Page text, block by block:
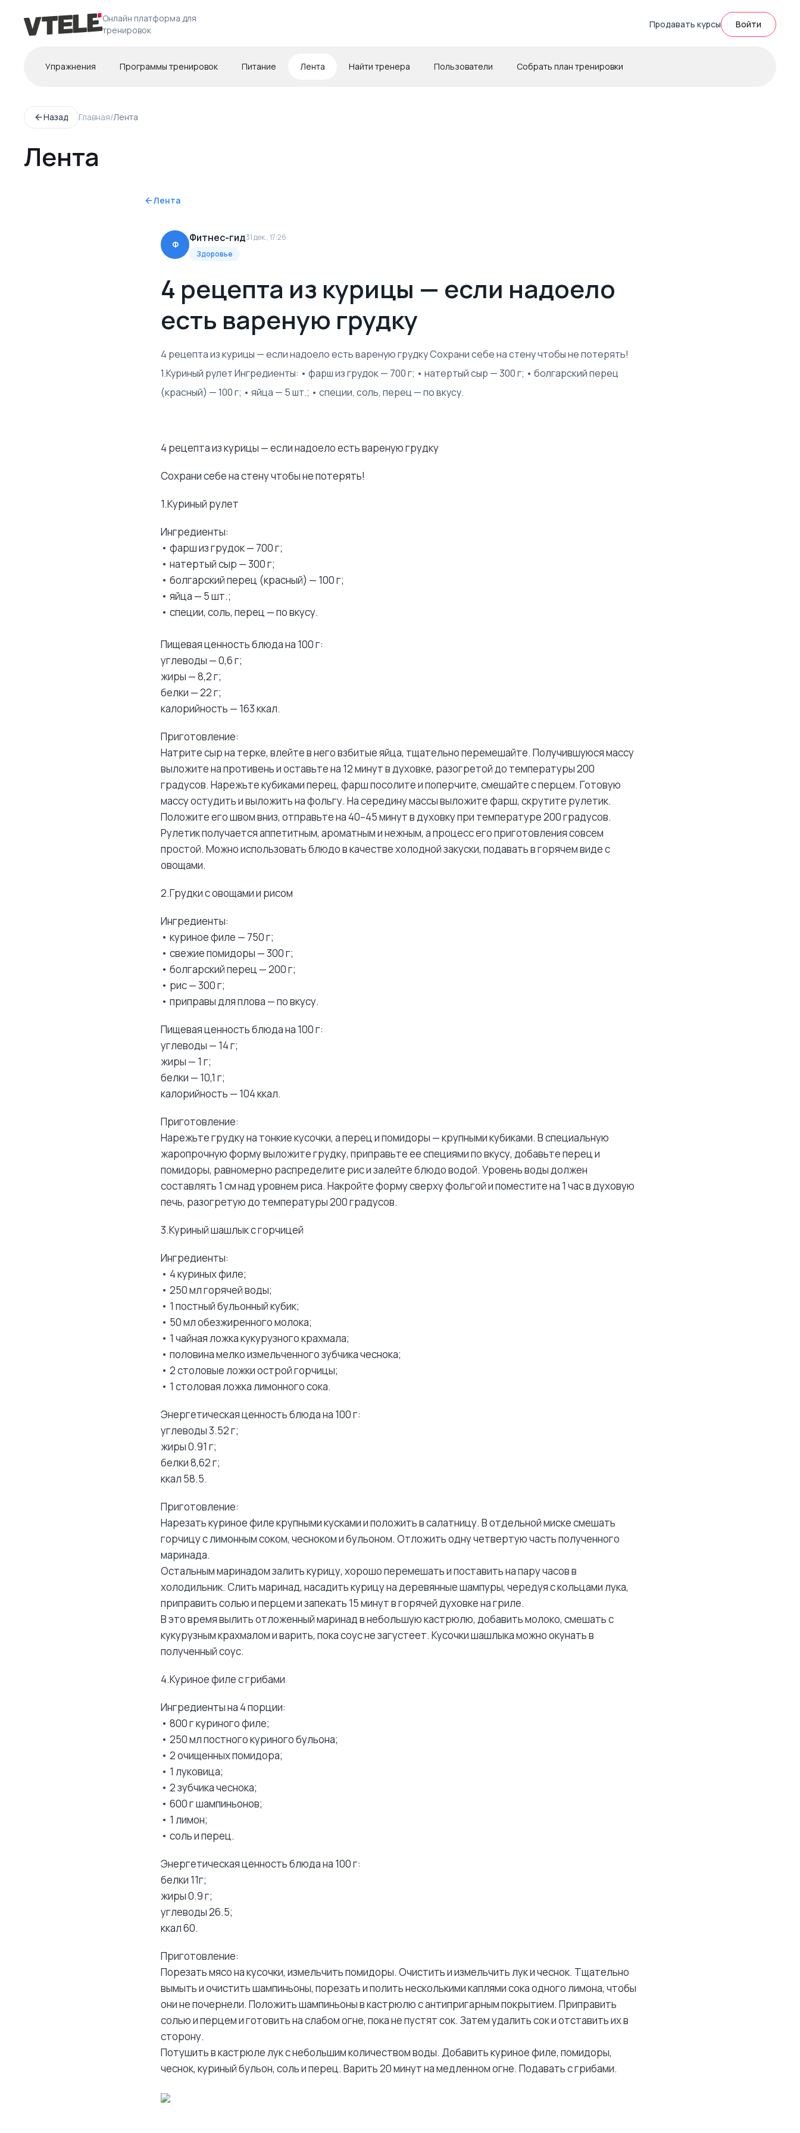
Онлайн платформа для
тренировок
Продавать курсы Войти
Упражнения Программы тренировок Питание Лента Найти тренера Пользователи Собрать план тренировки
Назад Главная/Лента
Лента
Лента
Ф
Фитнес-гид31 дек., 17:26
Здоровье
4 рецепта из курицы — если надоело
есть вареную грудку
4 рецепта из курицы — если надоело есть вареную грудку Сохрани себе на стену чтобы не потерять!
1.Куриный рулет Ингредиенты: • фарш из грудок — 700 г; • натертый сыр — 300 г; • болгарский перец
(красный) — 100 г; • яйца — 5 шт.; • специи, соль, перец — по вкусу.
4 рецепта из курицы — если надоело есть вареную грудку
Сохрани себе на стену чтобы не потерять!
1.Куриный рулет
Ингредиенты:
• фарш из грудок — 700 г;
• натертый сыр — 300 г;
• болгарский перец (красный) — 100 г;
• яйца — 5 шт.;
• специи, соль, перец — по вкусу.
Пищевая ценность блюда на 100 г:
углеводы — 0,6 г;
жиры — 8,2 г;
белки — 22 г;
калорийность — 163 ккал.
Приготовление:
Натрите сыр на терке, влейте в него взбитые яйца, тщательно перемешайте. Получившуюся массу
выложите на противень и оставьте на 12 минут в духовке, разогретой до температуры 200
градусов. Нарежьте кубиками перец, фарш посолите и поперчите, смешайте с перцем. Готовую
массу остудить и выложить на фольгу. На середину массы выложите фарш, скрутите рулетик.
Положите его швом вниз, отправьте на 40–45 минут в духовку при температуре 200 градусов.
Рулетик получается аппетитным, ароматным и нежным, а процесс его приготовления совсем
простой. Можно использовать блюдо в качестве холодной закуски, подавать в горячем виде с
овощами.
2.Грудки с овощами и рисом
Ингредиенты:
• куриное филе — 750 г;
• свежие помидоры — 300 г;
• болгарский перец — 200 г;
• рис — 300 г;
• приправы для плова — по вкусу.
Пищевая ценность блюда на 100 г:
углеводы — 14 г;
жиры — 1 г;
белки — 10,1 г;
калорийность — 104 ккал.
Приготовление:
Нарежьте грудку на тонкие кусочки, а перец и помидоры — крупными кубиками. В специальную
жаропрочную форму выложите грудку, приправьте ее специями по вкусу, добавьте перец и
помидоры, равномерно распределите рис и залейте блюдо водой. Уровень воды должен
составлять 1 см над уровнем риса. Накройте форму сверху фольгой и поместите на 1 час в духовую
печь, разогретую до температуры 200 градусов.
3.Куриный шашлык с горчицей
Ингредиенты:
• 4 куриных филе;
• 250 мл горячей воды;
• 1 постный бульонный кубик;
• 50 мл обезжиренного молока;
• 1 чайная ложка кукурузного крахмала;
• половина мелко измельченного зубчика чеснока;
• 2 столовые ложки острой горчицы;
• 1 столовая ложка лимонного сока.
Энергетическая ценность блюда на 100 г:
углеводы 3.52 г;
жиры 0.91 г;
белки 8,62 г;
ккал 58.5.
Приготовление:
Нарезать куриное филе крупными кусками и положить в салатницу. В отдельной миске смешать
горчицу с лимонным соком, чесноком и бульоном. Отложить одну четвертую часть полученного
маринада.
Остальным маринадом залить курицу, хорошо перемешать и поставить на пару часов в
холодильник. Слить маринад, насадить курицу на деревянные шампуры, чередуя с кольцами лука,
приправить солью и перцем и запекать 15 минут в горячей духовке на гриле.
В это время вылить отложенный маринад в небольшую кастрюлю, добавить молоко, смешать с
кукурузным крахмалом и варить, пока соус не загустеет. Кусочки шашлыка можно окунать в
полученный соус.
4.Куриное филе с грибами
Ингредиенты на 4 порции:
• 800 г куриного филе;
• 250 мл постного куриного бульона;
• 2 очищенных помидора;
• 1 луковица;
• 2 зубчика чеснока;
• 600 г шампиньонов;
• 1 лимон;
• соль и перец.
Энергетическая ценность блюда на 100 г:
белки 11г;
жиры 0.9 г;
углеводы 26.5;
ккал 60.
Приготовление:
Порезать мясо на кусочки, измельчить помидоры. Очистить и измельчить лук и чеснок. Тщательно
вымыть и очистить шампиньоны, порезать и полить несколькими каплями сока одного лимона, чтобы
они не почернели. Положить шампиньоны в кастрюлю с антипригарным покрытием. Приправить
солью и перцем и готовить на слабом огне, пока не пустят сок. Затем удалить сок и отставить их в
сторону.
Потушить в кастрюле лук с небольшим количеством воды. Добавить куриное филе, помидоры,
чеснок, куриный бульон, соль и перец. Варить 20 минут на медленном огне. Подавать с грибами.